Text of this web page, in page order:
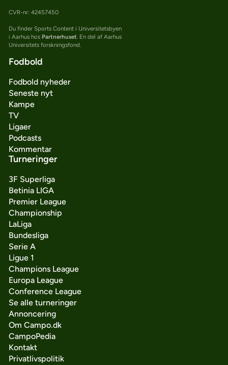
CVR-nr: 42457450
Du finder Sports Content i Universitetsbyen
i Aarhus hos Partnerhuset. En del af Aarhus
Universitets forskningsfond.
Fodbold
Fodbold nyheder
Seneste nyt
Kampe
TV
Ligaer
Podcasts
Kommentar
Turneringer
3F Superliga
Betinia LIGA
Premier League
Championship
LaLiga
Bundesliga
Serie A
Ligue 1
Champions League
Europa League
Conference League
Se alle turneringer
Annoncering
Om Campo.dk
CampoPedia
Kontakt
Privatlivspolitik